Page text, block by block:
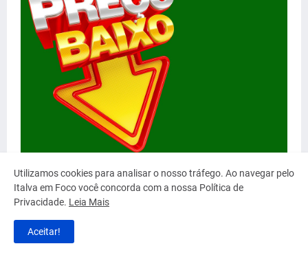
Utilizamos cookies para analisar o nosso tráfego. Ao navegar pelo
Italva em Foco você concorda com a nossa Política de
Privacidade. Leia Mais
Aceitar!